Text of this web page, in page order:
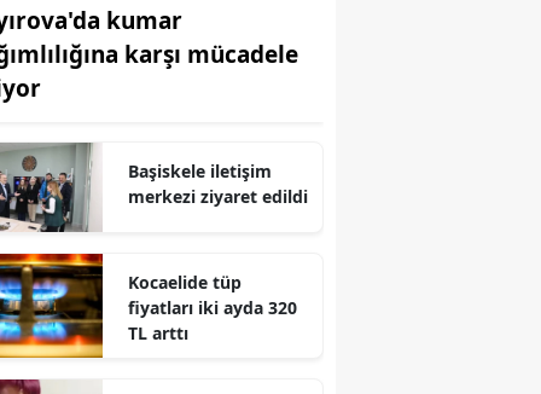
Edirne
Erzurum
Gaziantep
Giresun
kumar
karşı mücadele
Başiskele iletişim
merkezi ziyaret edildi
Kocaelide tüp
fiyatları iki ayda 320
TL arttı